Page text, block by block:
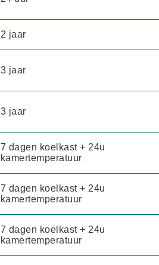
2 jaar
3 jaar
3 jaar
7 dagen koelkast + 24u
kamertemperatuur
7 dagen koelkast + 24u
kamertemperatuur
7 dagen koelkast + 24u
kamertemperatuur